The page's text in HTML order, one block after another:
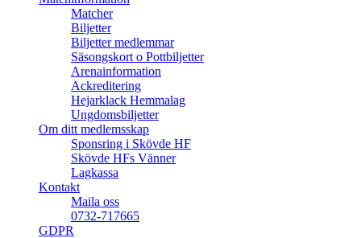
Matcher
Biljetter
Biljetter medlemmar
Säsongskort o Pottbiljetter
Arenainformation
Ackreditering
Hejarklack Hemmalag
Ungdomsbiljetter
Om ditt medlemsskap
Sponsring i Skövde HF
Skövde HFs Vänner
Lagkassa
Kontakt
Maila oss
0732-717665
GDPR